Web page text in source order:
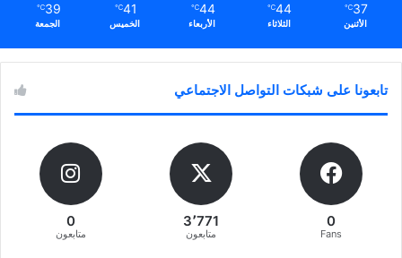
37
℃
الأثنين
44
℃
الثلاثاء
44
℃
الأربعاء
41
℃
الخميس
39
℃
الجمعة
تابعونا على شبكات التواصل الاجتماعي
0
Fans
3٬771
متابعون
0
متابعون